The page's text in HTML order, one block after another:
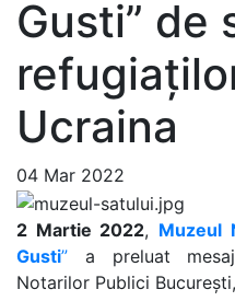
Gusti” de
Ucraina
04 Mar 2022
2 Martie 2022, Muzeul
Gusti” a preluat
Notarilor Publici